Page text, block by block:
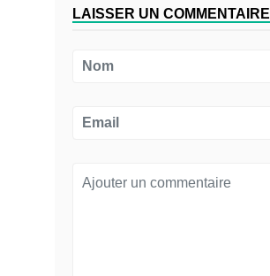
LAISSER UN COMMENTAIRE